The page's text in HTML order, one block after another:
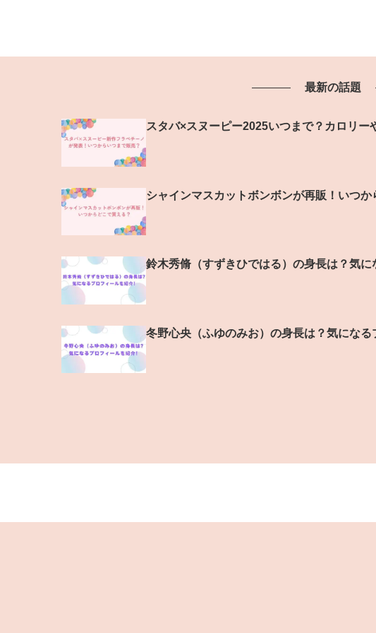
最新の話題
スタバ×スヌーピー2025いつまで？カロリー
シャインマスカットボンボンが再販！いつか
鈴木秀脩（すずきひではる）の身長は？気に
冬野心央（ふゆのみお）の身長は？気になる